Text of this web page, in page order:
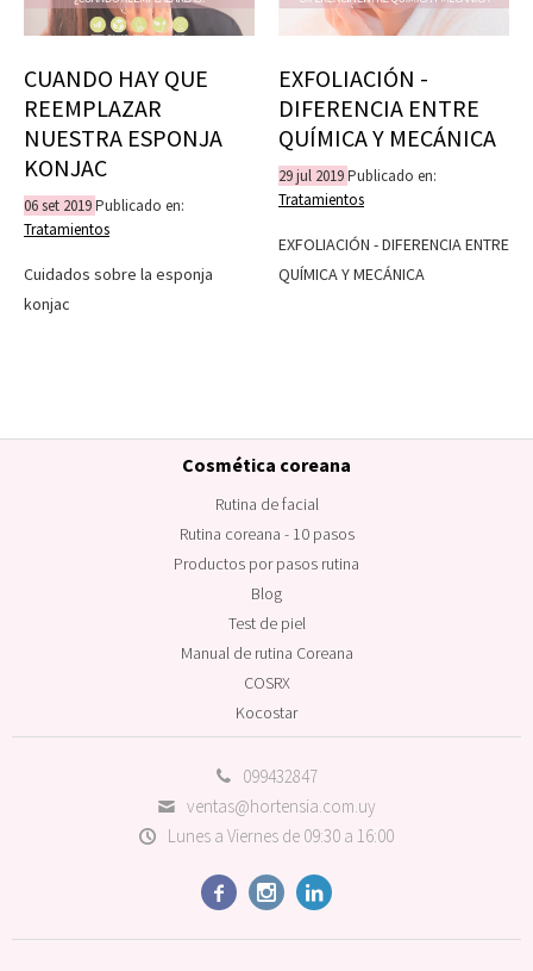
CUANDO HAY QUE
REEMPLAZAR
NUESTRA ESPONJA
KONJAC
06set 2019Publicado en:
Tratamientos
Cuidados sobre la esponja
konjac
EXFOLIACIÓN -
DIFERENCIA ENTRE
QUÍMICA Y MECÁNICA
29jul 2019Publicado en:
Tratamientos
EXFOLIACIÓN - DIFERENCIA ENTRE
QUÍMICA Y MECÁNICA
099432847
ventas@hortensia.com.uy
Lunes a Viernes de 09:30 a 16:00
  
Cosmética coreana
Rutina de facial
Rutina coreana - 10 pasos
Productos por pasos rutina
Blog
Test de piel
Manual de rutina Coreana
COSRX
Kocostar